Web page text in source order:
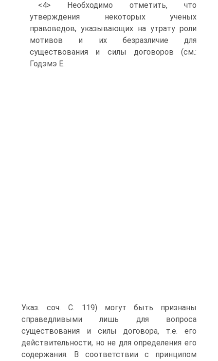
<4> Необходимо отметить, что
утверждения некоторых ученых
правоведов, указывающих на утрату роли
мотивов и их безразличие для
существования и силы договоров (см.:
Годэмэ Е.
Указ. соч. С. 119) могут быть признаны
справедливыми лишь для вопроса
существования и силы договора, т.е. его
действительности, но не для определения его
содержания. В соответствии с принципом